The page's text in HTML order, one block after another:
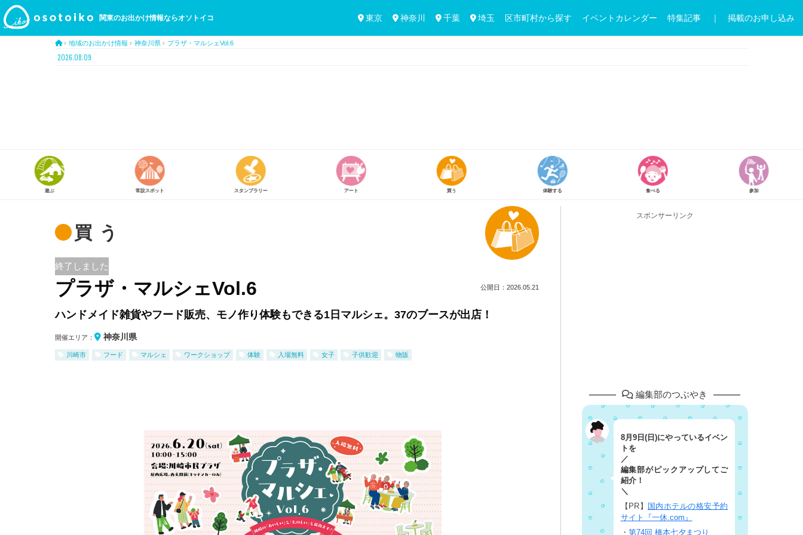
関東のお出かけ情報ならオソトイコ 東京 神奈川 千葉 埼玉 区市町村から探す イベントカレンダー 特集記事 ｜ 掲載のお申し込み
› 地域のお出かけ情報 › 神奈川県 › プラザ・マルシェVol.6
2026.08.09
常設スポット スタンプラリー アート 買う 体験する 食べる 参加 学ぶ
買う
終了しました
プラザ・マルシェVol.6 公開日：2026.05.21
ハンドメイド雑貨やフード販売、モノ作り体験もできる1日マルシェ。37のブースが出店！
開催エリア： 神奈川県
川崎市 フード マルシェ ワークショップ 体験 入場無料 女子 子供歓迎 物販
スポンサーリンク
編集部のつぶやき
8月9日(日)にやっているイベン
トを
／
編集部がピックアップしてご
紹介！
＼
【PR】
国内ホテルの格安予約
サイト『一休.com』
・ 第74回 橋本七夕まつり